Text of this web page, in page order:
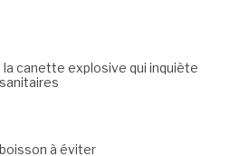
la canette explosive qui inquiète
à éviter